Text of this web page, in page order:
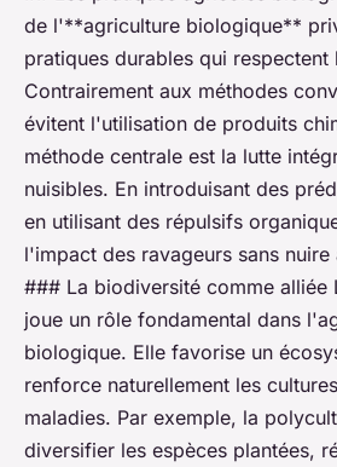
de l'**agriculture biologique**
pratiques durables qui respectent
Contrairement aux méthodes
évitent l'utilisation de produits
méthode centrale est la lutte
nuisibles. En introduisant des
en utilisant des répulsifs
l'impact des ravageurs sans
### La biodiversité comme
joue un rôle fondamental dans
biologique. Elle favorise un
renforce naturellement les
maladies. Par exemple, la
diversifier les espèces plantées,